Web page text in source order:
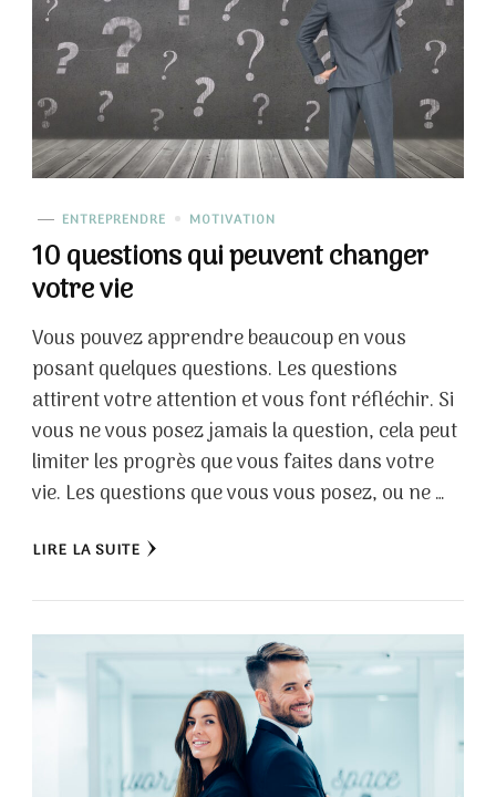
ENTREPRENDRE MOTIVATION
10 questions qui peuvent changer
votre vie
Vous pouvez apprendre beaucoup en vous
posant quelques questions. Les questions
attirent votre attention et vous font réfléchir. Si
vous ne vous posez jamais la question, cela peut
limiter les progrès que vous faites dans votre
vie. Les questions que vous vous posez, ou ne …
LIRE LA SUITE